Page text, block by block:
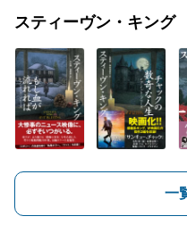
スティーヴン・キング
一